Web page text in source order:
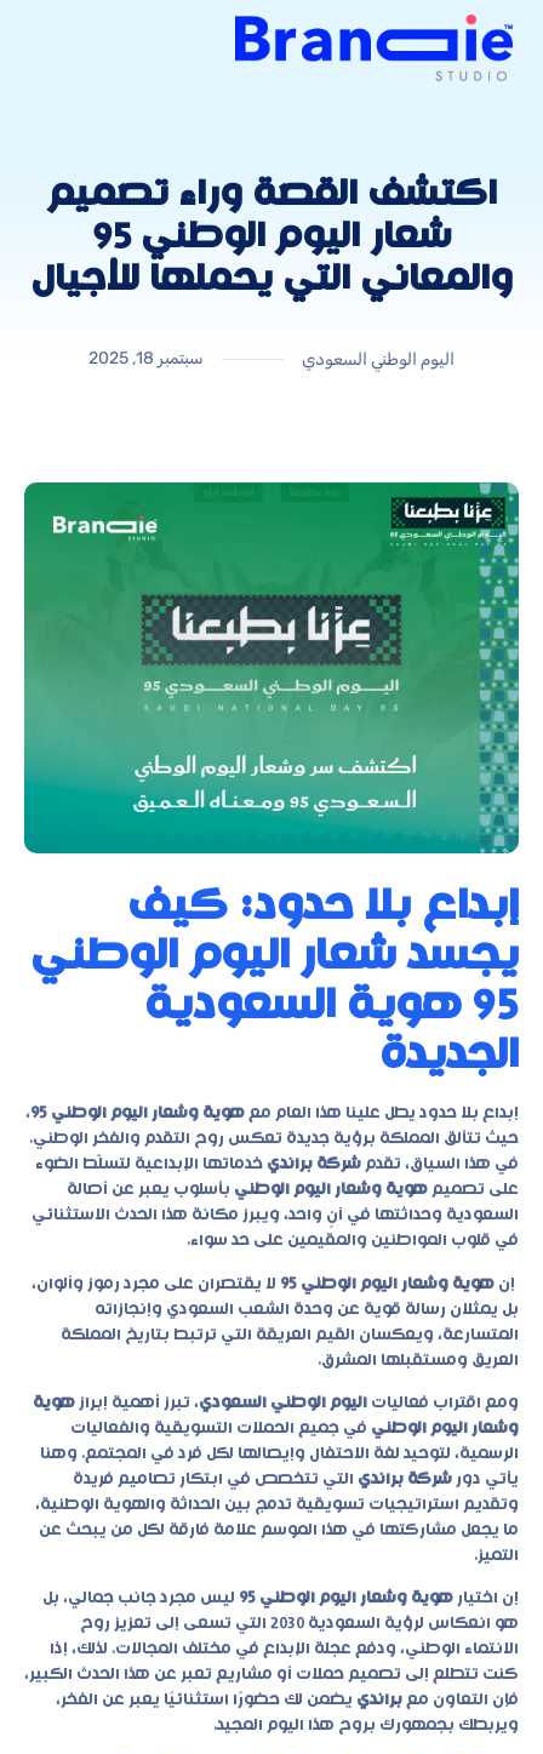
اكتشف القصة وراء تصميم
شعار اليوم الوطني 95
والمعاني التي يحملها للأجيال
اليوم الوطني السعودي سبتمبر 18, 2025
إبداع بلا حدود: كيف
يجسد شعار اليوم الوطني
95 هوية السعودية
الجديدة
إبداع بلا حدود يطل علينا هذا العام مع هوية وشعار اليوم الوطني 95
،
حيث تتألق المملكة برؤية جديدة تعكس روح التقدم والفخر الوطني.
في هذا السياق، تقدم شركة براندي خدماتها الإبداعية لتسلّط الضوء
على تصميم هوية وشعار اليوم الوطني بأسلوب يعبر عن أصالة
السعودية وحداثتها في آنٍ واحد، ويبرز مكانة هذا الحدث الاستثنائي
في قلوب المواطنين والمقيمين على حد سواء.
إن هوية وشعار اليوم الوطني 95
لا يقتصران على مجرد رموز وألوان،
بل يمثلان رسالة قوية عن وحدة الشعب السعودي وإنجازاته
المتسارعة، ويعكسان القيم العريقة التي ترتبط بتاريخ المملكة
العريق ومستقبلها المشرق.
ومع اقتراب فعاليات اليوم الوطني السعودي، تبرز أهمية إبراز هوية
وشعار اليوم الوطني في جميع الحملات التسويقية والفعاليات
الرسمية، لتوحيد لغة الاحتفال وإيصالها لكل فرد في المجتمع. وهنا
يأتي دور شركة براندي التي تتخصص في ابتكار تصاميم فريدة
وتقديم استراتيجيات تسويقية تدمج بين الحداثة والهوية الوطنية،
ما يجعل مشاركتها في هذا الموسم علامة فارقة لكل من يبحث عن
التميز.
إن اختيار هوية وشعار اليوم الوطني 95
ليس مجرد جانب جمالي، بل
هو انعكاس لرؤية السعودية 2030 التي تسعى إلى تعزيز روح
الانتماء الوطني، ودفع عجلة الإبداع في مختلف المجالات. لذلك، إذا
كنت تتطلع إلى تصميم حملات أو مشاريع تعبر عن هذا الحدث الكبير،
فإن التعاون مع براندي يضمن لك حضورًا استثنائيًا يعبر عن الفخر،
ويربطك بجمهورك بروح هذا اليوم المجيد.